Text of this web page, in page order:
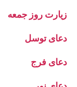
زیارت روز جمعه
دعای توسل
دعای فرج